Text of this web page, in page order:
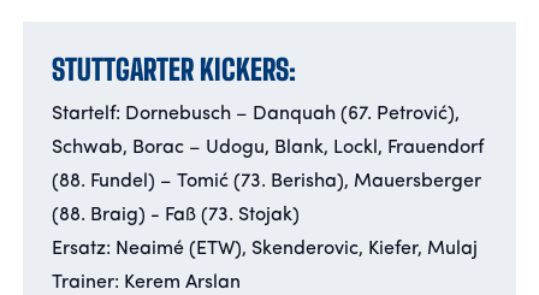
STUTTGARTER KICKERS:
Startelf: Dornebusch – Danquah (67. Petrović),
Schwab, Borac – Udogu, Blank, Lockl, Frauendorf
(88. Fundel) – Tomić (73. Berisha), Mauersberger
(88. Braig) - Faß (73. Stojak)
Ersatz: Neaimé (ETW), Skenderovic, Kiefer, Mulaj
Trainer: Kerem Arslan